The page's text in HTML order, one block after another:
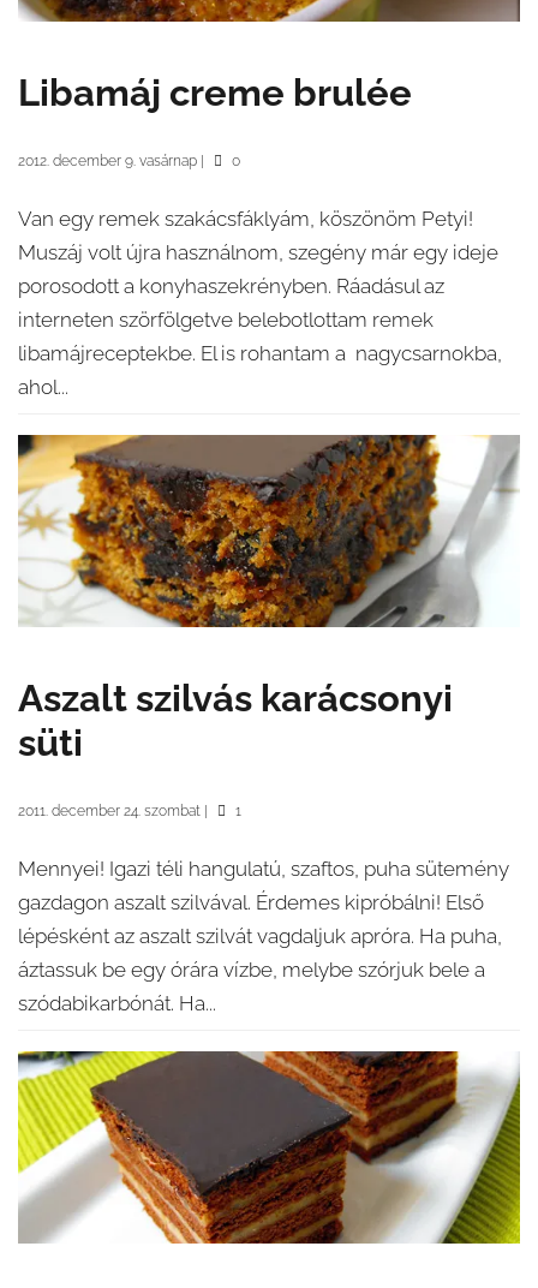
Libamáj creme brulée
2012. december 9. vasárnap 0
Van egy remek szakácsfáklyám, köszönöm Petyi!
Muszáj volt újra használnom, szegény már egy ideje
porosodott a konyhaszekrényben. Ráadásul az
interneten szörfölgetve belebotlottam remek
libamájreceptekbe. El is rohantam a nagycsarnokba,
ahol...
Aszalt szilvás karácsonyi
süti
2011. december 24. szombat 1
Mennyei! Igazi téli hangulatú, szaftos, puha sütemény
gazdagon aszalt szilvával. Érdemes kipróbálni! Első
lépésként az aszalt szilvát vagdaljuk apróra. Ha puha,
áztassuk be egy órára vízbe, melybe szórjuk bele a
szódabikarbónát. Ha...